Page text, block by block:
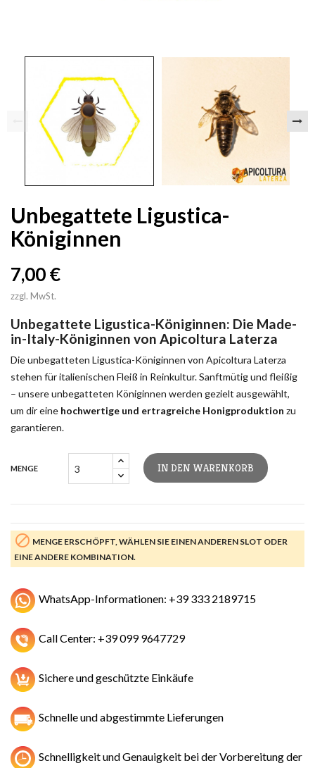
Unbegattete Ligustica-
Königinnen
7,00 €
zzgl. MwSt.
Unbegattete Ligustica-Königinnen: Die Made-
in-Italy-Königinnen von Apicoltura Laterza
Die unbegatteten Ligustica-Königinnen von Apicoltura Laterza
stehen für italienischen Fleiß in Reinkultur. Sanftmütig und fleißig
– unsere unbegatteten Königinnen werden gezielt ausgewählt,
um dir eine hochwertige und ertragreiche Honigproduktion zu
garantieren.
MENGE IN DEN WARENKORB
 MENGE ERSCHÖPFT, WÄHLEN SIE EINEN ANDEREN SLOT ODER
EINE ANDERE KOMBINATION.
WhatsApp-Informationen: +39 333 2189715
Call Center: +39 099 9647729
Sichere und geschützte Einkäufe
Schnelle und abgestimmte Lieferungen
Schnelligkeit und Genauigkeit bei der Vorbereitung der